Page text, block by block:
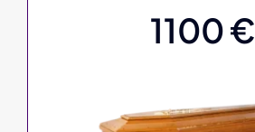
1100 €